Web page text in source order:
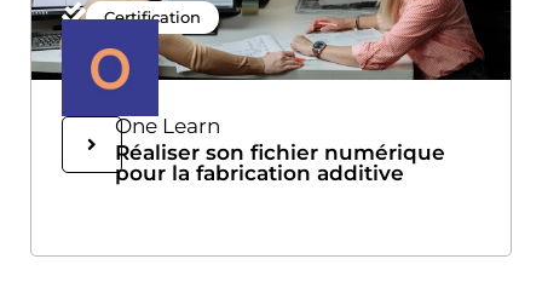
Certification
One Learn
Réaliser son fichier numérique
pour la fabrication additive